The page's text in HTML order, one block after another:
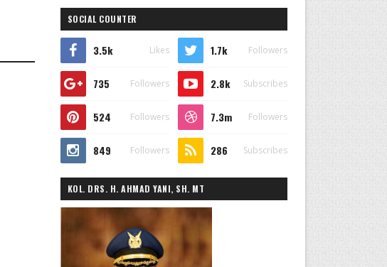
SOCIAL COUNTER
3.5k Likes 1.7k Followers
735 Followers 2.8k Subscribes
524 Followers 7.3m Followers
849 Followers 286 Subscribes
KOL. DRS. H. AHMAD YANI, SH. MT